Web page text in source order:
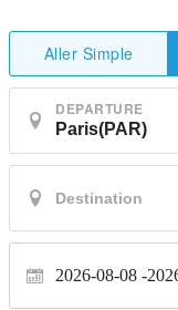
Aller Simple
DEPARTURE
2026-08-08